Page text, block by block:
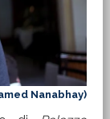
Nanabhay)